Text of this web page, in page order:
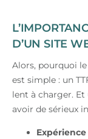
D’UN SITE
Alors, pourquoi
est simple : un
lent à charger.
avoir de sérieux